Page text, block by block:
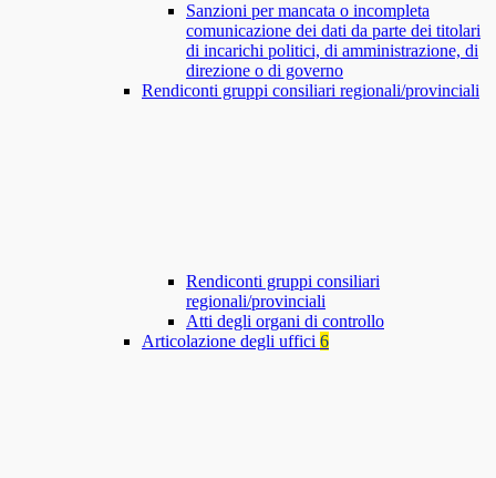
Sanzioni per mancata o incompleta
comunicazione dei dati da parte dei titolari
di incarichi politici, di amministrazione, di
direzione o di governo
Rendiconti gruppi consiliari regionali/provinciali
Rendiconti gruppi consiliari
regionali/provinciali
Atti degli organi di controllo
Articolazione degli uffici 6